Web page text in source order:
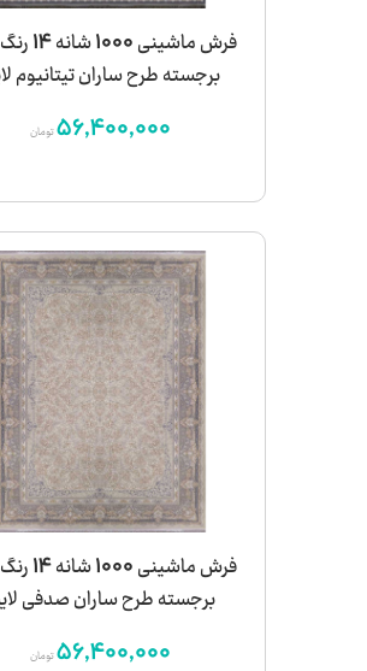
فرش ماشینی
برجسته طرح ساران تیتانیوم
56,400,000تومان
فرش ماشینی
برجسته طرح ساران صدفی
56,400,000تومان